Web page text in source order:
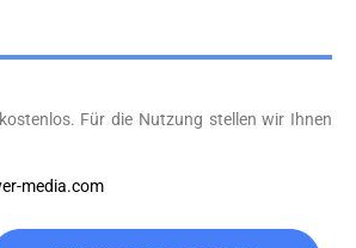
Für die Nutzung stellen wir Ihnen
media.com